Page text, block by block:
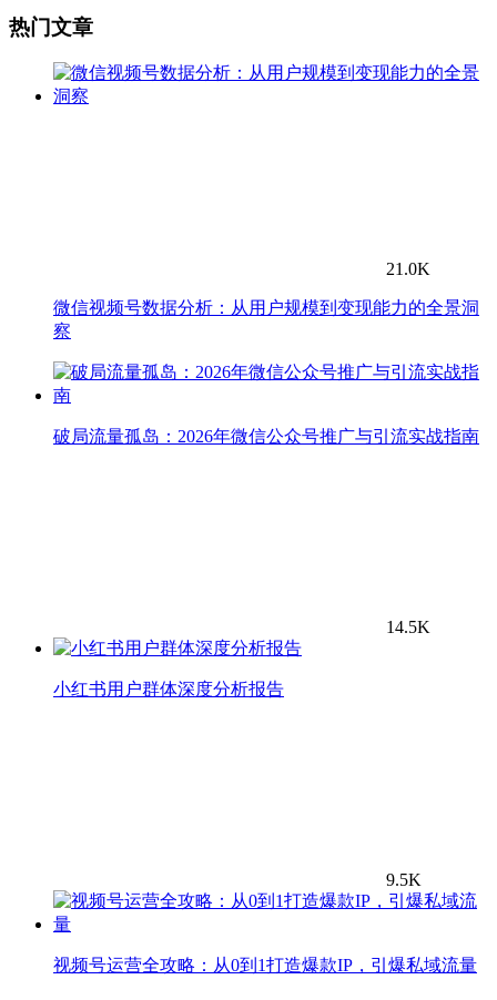
热门文章
21.0K
微信视频号数据分析：从用户规模到变现能力的全景洞
察
破局流量孤岛：2026年微信公众号推广与引流实战指南
14.5K
小红书用户群体深度分析报告
9.5K
视频号运营全攻略：从0到1打造爆款IP，引爆私域流量